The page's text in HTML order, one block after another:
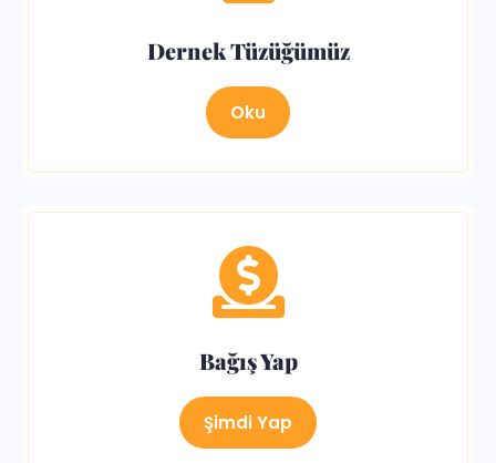
Dernek Tüzüğümüz
Oku
Bağış Yap
Şimdi Yap